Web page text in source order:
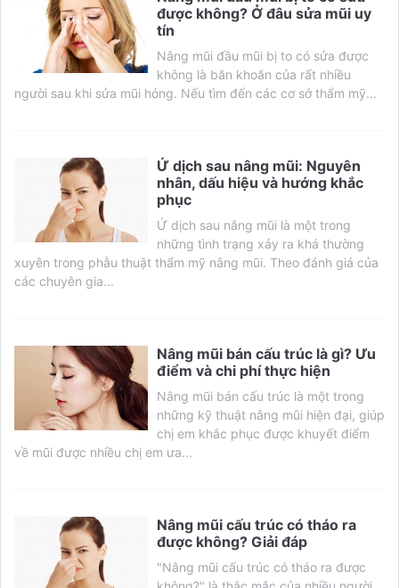
được không? Ở đâu sửa mũi uy
tín
Nâng mũi đầu mũi bị to có sửa được
không là băn khoăn của rất nhiều
người sau khi sửa mũi hỏng. Nếu tìm đến các cơ sở thẩm mỹ...
Ứ dịch sau nâng mũi: Nguyên
nhân, dấu hiệu và hướng khắc
phục
Ứ dịch sau nâng mũi là một trong
những tình trạng xảy ra khá thường
xuyên trong phẫu thuật thẩm mỹ nâng mũi. Theo đánh giá của
các chuyên gia...
Nâng mũi bán cấu trúc là gì? Ưu
điểm và chi phí thực hiện
Nâng mũi bán cấu trúc là một trong
những kỹ thuật nâng mũi hiện đại, giúp
chị em khắc phục được khuyết điểm
về mũi được nhiều chị em ưa...
Nâng mũi cấu trúc có tháo ra
được không? Giải đáp
"Nâng mũi cấu trúc có tháo ra được